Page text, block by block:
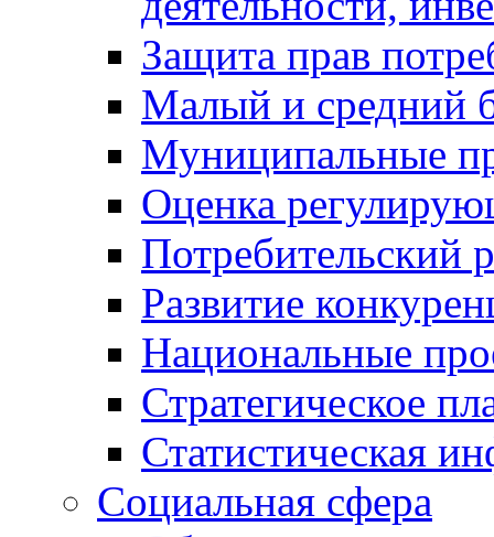
Защита прав
Малый и средний
Муниципальные
Оценка
Потребительский
Развитие
Национальные
Стратегическое
Статистическая
Социальная сфера